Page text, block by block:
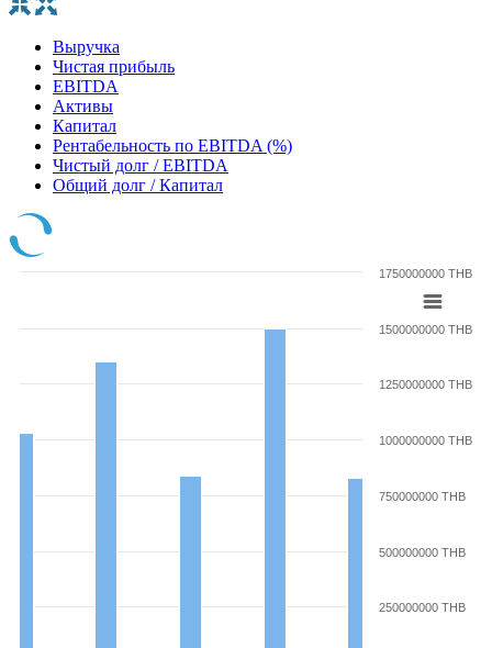
Выручка
Чистая прибыль
EBITDA
Активы
Капитал
Рентабельность по EBITDA (%)
Чистый долг / EBITDA
Общий долг / Капитал
250000000 THB
500000000 THB
750000000 THB
1000000000 THB
1250000000 THB
1500000000 THB
1750000000 THB